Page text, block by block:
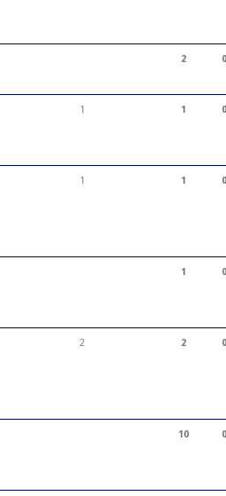
2 0
1 1 0
1 1 0
1 0
2 2 0
10 0